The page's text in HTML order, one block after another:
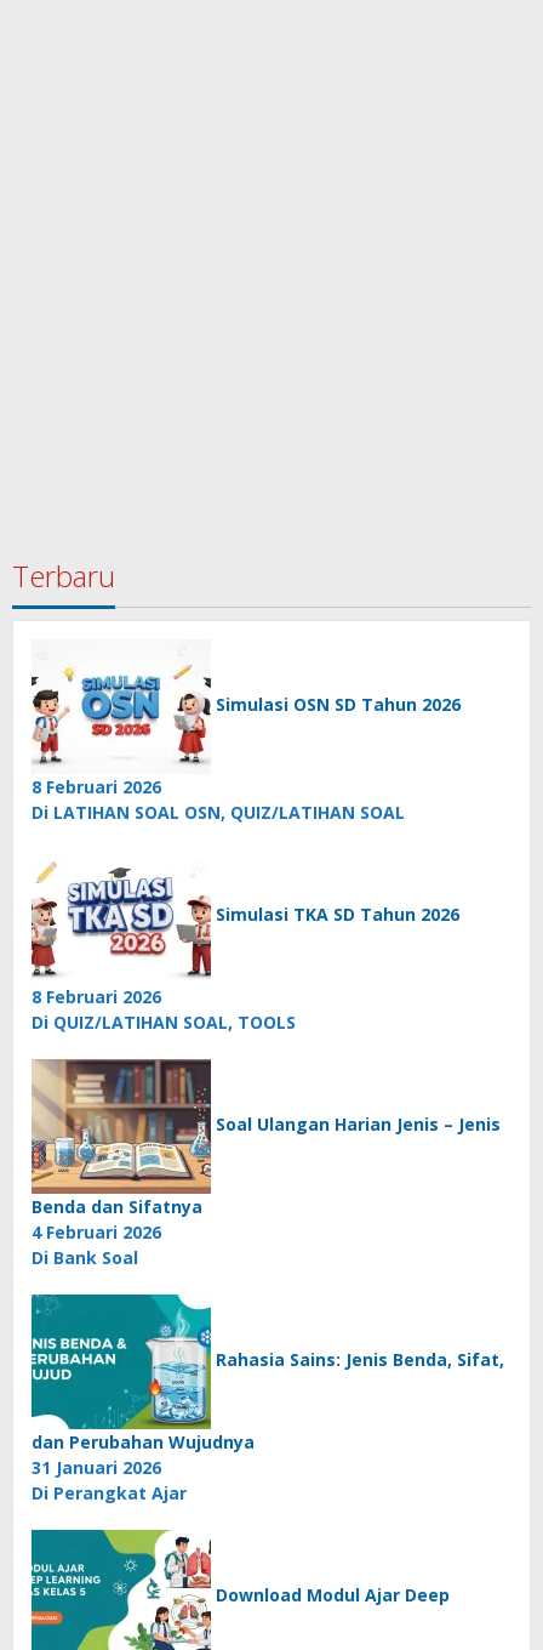
Terbaru
Simulasi OSN SD Tahun 2026
8 Februari 2026
Di LATIHAN SOAL OSN, QUIZ/LATIHAN SOAL
Simulasi TKA SD Tahun 2026
8 Februari 2026
Di QUIZ/LATIHAN SOAL, TOOLS
Soal Ulangan Harian Jenis – Jenis
Benda dan Sifatnya
4 Februari 2026
Di Bank Soal
Rahasia Sains: Jenis Benda, Sifat,
dan Perubahan Wujudnya
31 Januari 2026
Di Perangkat Ajar
Download Modul Ajar Deep